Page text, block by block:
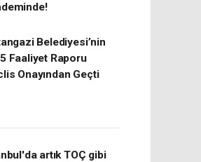
Belediyesi’nin
Faaliyet Raporu
Onayından Geçti
artık TOÇ gibi